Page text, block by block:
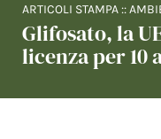
ARTICOLI STAMPA ::
Glifosato, la
licenza per 10